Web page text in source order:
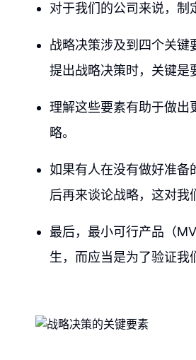
对于我们的公司来说，制
战略决策涉及到四个关键
提出战略决策时，关键是
理解这些要素有助于做出
略。
如果有人在没有做好准备
后再来谈论战略，这对我
最后，最小可行产品（
生，而应当是为了验证我